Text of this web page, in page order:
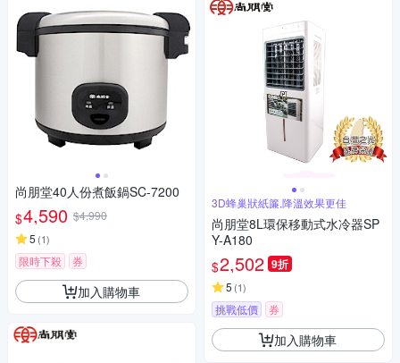
尚朋堂40人份煮飯鍋SC-7200
$4,590 $4,990
5 (1)
限時下殺 券
加入購物車
3D蜂巢狀紙簾,降溫效果更佳
尚朋堂8L環保移動式水冷器SP
Y-A180
$2,502 9折
5 (1)
挑戰低價 券
加入購物車